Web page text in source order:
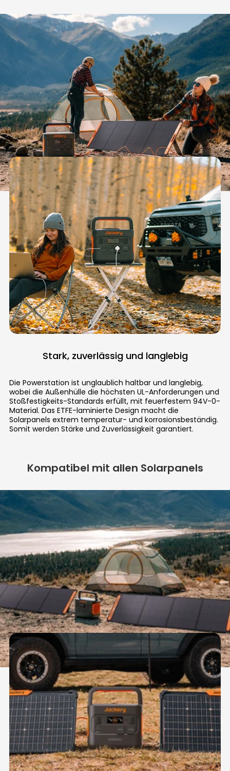
Stark, zuverlässig und langlebig
Die Powerstation ist unglaublich haltbar und langlebig,
wobei die Außenhülle die höchsten UL-Anforderungen und
Stoßfestigkeits-Standards erfüllt, mit feuerfestem 94V-0-
Material. Das ETFE-laminierte Design macht die
Solarpanels extrem temperatur- und korrosionsbeständig.
Somit werden Stärke und Zuverlässigkeit garantiert.
Kompatibel mit allen Solarpanels